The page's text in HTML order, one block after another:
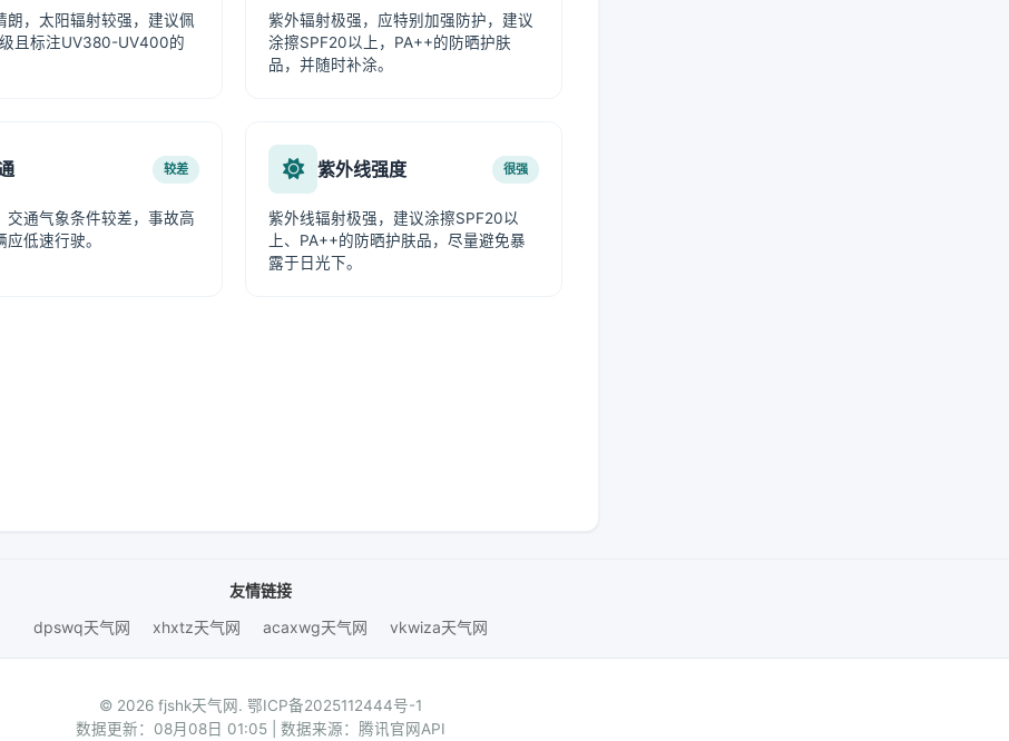
朗，太阳辐射较强，建议佩
且标注UV380-UV400的
紫外辐射极强，应特别加强防护，建议
涂擦SPF20以上，PA++的防晒护肤
品，并随时补涂。
较差
交通气象条件较差，事故高
低速行驶。
紫外线强度 很强
紫外线辐射极强，建议涂擦SPF20以
上、PA++的防晒护肤品，尽量避免暴
露于日光下。
友情链接
dpswq天气网
xhxtz天气网 acaxwg天气网 vkwiza天气网
© 2026 fjshk天气网. 鄂ICP备2025112444号-1
数据更新：08月08日 01:05 | 数据来源：腾讯官网API